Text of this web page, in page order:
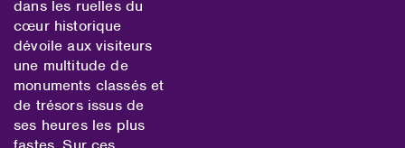
dans les ruelles du
cœur historique
dévoile aux visiteurs
une multitude de
monuments classés et
de trésors issus de
ses heures les plus